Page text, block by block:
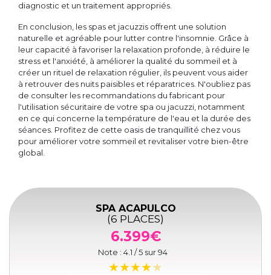
diagnostic et un traitement appropriés.
En conclusion, les spas et jacuzzis offrent une solution
naturelle et agréable pour lutter contre l'insomnie. Grâce à
leur capacité à favoriser la relaxation profonde, à réduire le
stress et l'anxiété, à améliorer la qualité du sommeil et à
créer un rituel de relaxation régulier, ils peuvent vous aider
à retrouver des nuits paisibles et réparatrices. N'oubliez pas
de consulter les recommandations du fabricant pour
l'utilisation sécuritaire de votre spa ou jacuzzi, notamment
en ce qui concerne la température de l'eau et la durée des
séances. Profitez de cette oasis de tranquillité chez vous
pour améliorer votre sommeil et revitaliser votre bien-être
global.
SPA ACAPULCO
(6 PLACES)
6.399€
Note : 4.1 / 5 sur94